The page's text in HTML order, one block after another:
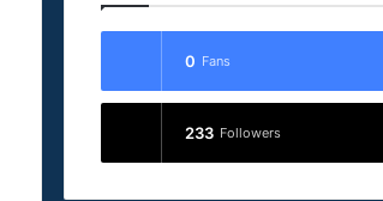
0 Fans
233 Followers